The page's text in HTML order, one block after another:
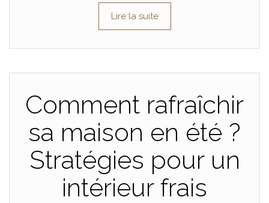
Lire la suite
Comment rafraîchir
sa maison en été ?
Stratégies pour un
intérieur frais